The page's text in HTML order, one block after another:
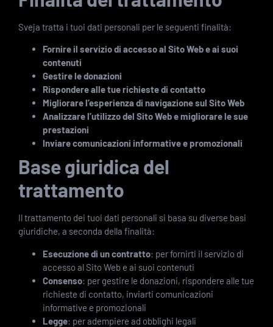
Sveja tratta i tuoi dati personali per le seguenti finalità:
Fornire il servizio di accesso al Sito Web e ai suoi
contenuti
Gestire le donazioni
Rispondere alle tue richieste di contatto
Migliorare l’esperienza di navigazione sul Sito Web
Analizzare l’utilizzo del Sito Web e migliorare le sue
prestazioni
Inviare comunicazioni informative e promozionali
Base giuridica del
trattamento
Il trattamento dei tuoi dati personali si basa su diverse basi
giuridiche, a seconda della finalità:
Esecuzione di un contratto: per fornirti il servizio di
accesso al Sito Web e ai suoi contenuti
Consenso: per gestire le donazioni, rispondere alle tue
richieste di contatto, inviarti comunicazioni
informative e promozionali
Legge: per adempiere ad obblighi legali